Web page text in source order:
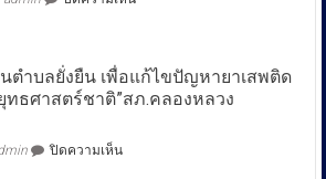
ทะเล
หนุน
ตำบลยั่งยืน เพื่อแก้ไขปัญหายาเสพติด
ทธศาสตร์ชาติ”สภ.คลองหลวง
ปิดความเห็นบน